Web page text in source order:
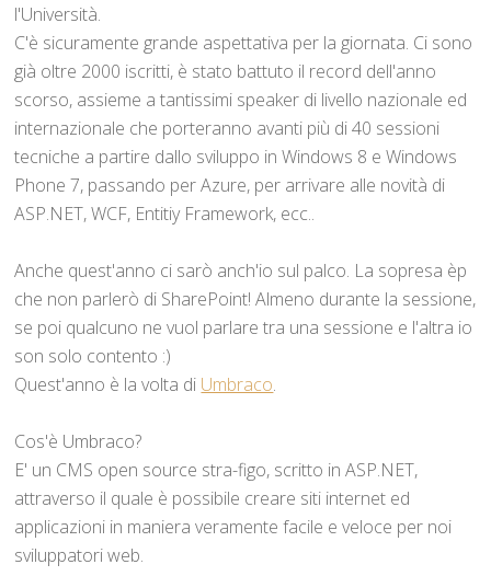
l'Università.
C'è sicuramente grande aspettativa per la giornata. Ci sono
già oltre 2000 iscritti, è stato battuto il record dell'anno
scorso, assieme a tantissimi speaker di livello nazionale ed
internazionale che porteranno avanti più di 40 sessioni
tecniche a partire dallo sviluppo in Windows 8 e Windows
Phone 7, passando per Azure, per arrivare alle novità di
ASP.NET, WCF, Entitiy Framework, ecc..
Anche quest'anno ci sarò anch'io sul palco. La sopresa èp
che non parlerò di SharePoint! Almeno durante la sessione,
se poi qualcuno ne vuol parlare tra una sessione e l'altra io
son solo contento :)
Quest'anno è la volta di Umbraco.
Cos'è Umbraco?
E' un CMS open source stra-figo, scritto in ASP.NET,
attraverso il quale è possibile creare siti internet ed
applicazioni in maniera veramente facile e veloce per noi
sviluppatori web.